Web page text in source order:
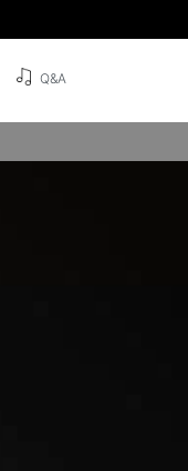
Q&A